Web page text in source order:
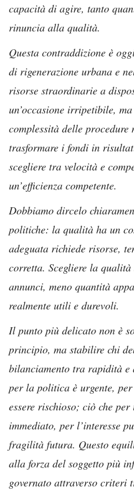
capacità di agire, tanto
rinuncia alla qualità.
Questa contraddizione è
di rigenerazione urbana e
risorse straordinarie a
un’occasione irripetibile,
complessità delle
trasformare i fondi in
scegliere tra velocità e
un’efficienza competente.
Dobbiamo dircelo
politiche: la qualità ha un
adeguata richiede risorse,
corretta. Scegliere la
annunci, meno quantità
realmente utili e durevoli.
Il punto più delicato non è
principio, ma stabilire chi
bilanciamento tra rapidità e
per la politica è urgente,
essere rischioso; ciò che
immediato, per l’interesse
fragilità futura. Questo
alla forza del soggetto più
governato attraverso criteri